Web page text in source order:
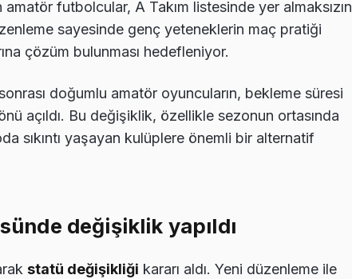
futbolcular, A Takım listesinde yer almaksızın
sayesinde genç yeteneklerin maç pratiği
çözüm bulunması hedefleniyor.
doğumlu amatör oyuncuların, bekleme süresi
açıldı. Bu değişiklik, özellikle sezonun ortasında
sıkıntı yaşayan kulüplere önemli bir alternatif
değişiklik yapıldı
statü değişikliği kararı aldı. Yeni düzenleme ile